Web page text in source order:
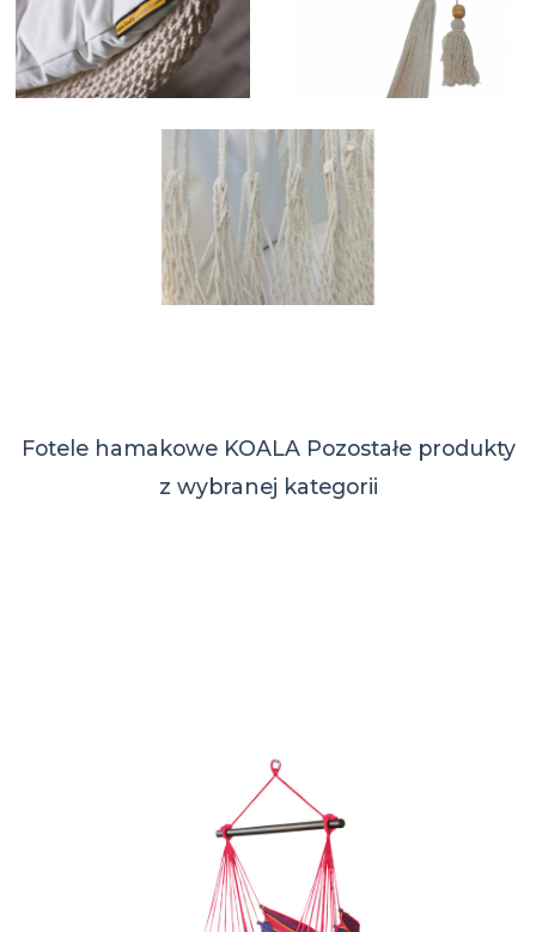
Fotele hamakowe KOALA Pozostałe produkty
z wybranej kategorii